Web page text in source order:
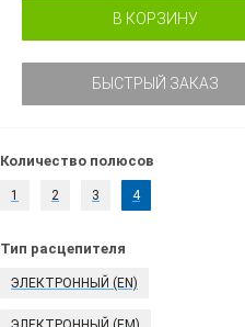
В КОРЗИНУ
БЫСТРЫЙ ЗАКАЗ
Количество полюсов
1 2 3 4
Тип расцепителя
ЭЛЕКТРОННЫЙ (EN)